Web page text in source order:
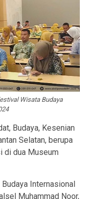
Wisata Budaya
Budaya, Kesenian
Selatan, berupa
di dua Museum
Internasional
Muhammad Noor,